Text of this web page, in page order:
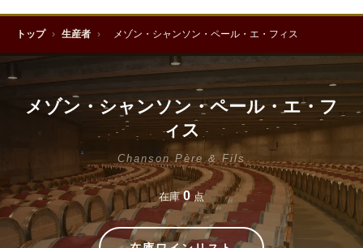
トップ › 生産者 › メゾン・シャンソン・ペール・エ・フィス
メゾン・シャンソン・ペール・エ・フ
ィス
Chanson Père & Fils
在庫0 点